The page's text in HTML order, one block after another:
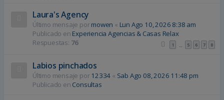
Laura's Agency
Último mensaje pormowen « Lun Ago 10, 2026 8:38 am
Publicado en Experiencia Agencias & Casas Relax
Respuestas: 76 1 … 5 6 7 8
Labios pinchados
Último mensaje por 12334 « Sab Ago 08, 2026 11:48 pm
Publicado en Consultas